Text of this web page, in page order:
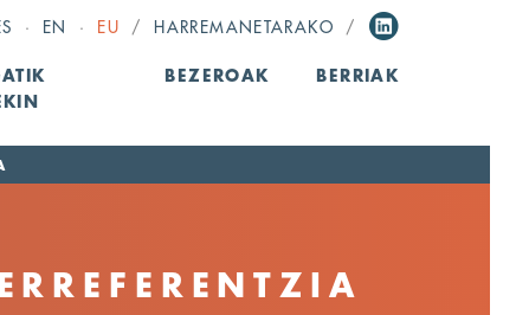
· EN · EU / HARREMANETARAKO /
BEZEROAK BERRIAK